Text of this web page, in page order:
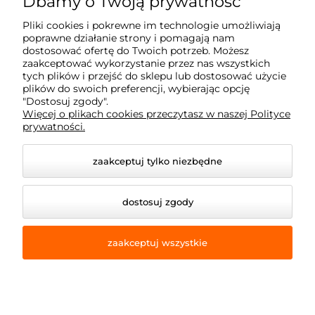
60-113 Poznań
Moje konto
Płatność i dostawa
Dojazd z okolic
© 2026 e-armet.pl. Wszelkie prawa zastrzeżone.
Pliki cookies i pokrewne im technologie umożliwiają
poprawne działanie strony i pomagają nam
dostosować ofertę do Twoich potrzeb. Możesz
zaakceptować wykorzystanie przez nas wszystkich
tych plików i przejść do sklepu lub dostosować użycie
plików do swoich preferencji, wybierając opcję
"Dostosuj zgody".
Więcej o plikach cookies przeczytasz w naszej Polityce
prywatności.
zaakceptuj tylko niezbędne
dostosuj zgody
zaakceptuj wszystkie